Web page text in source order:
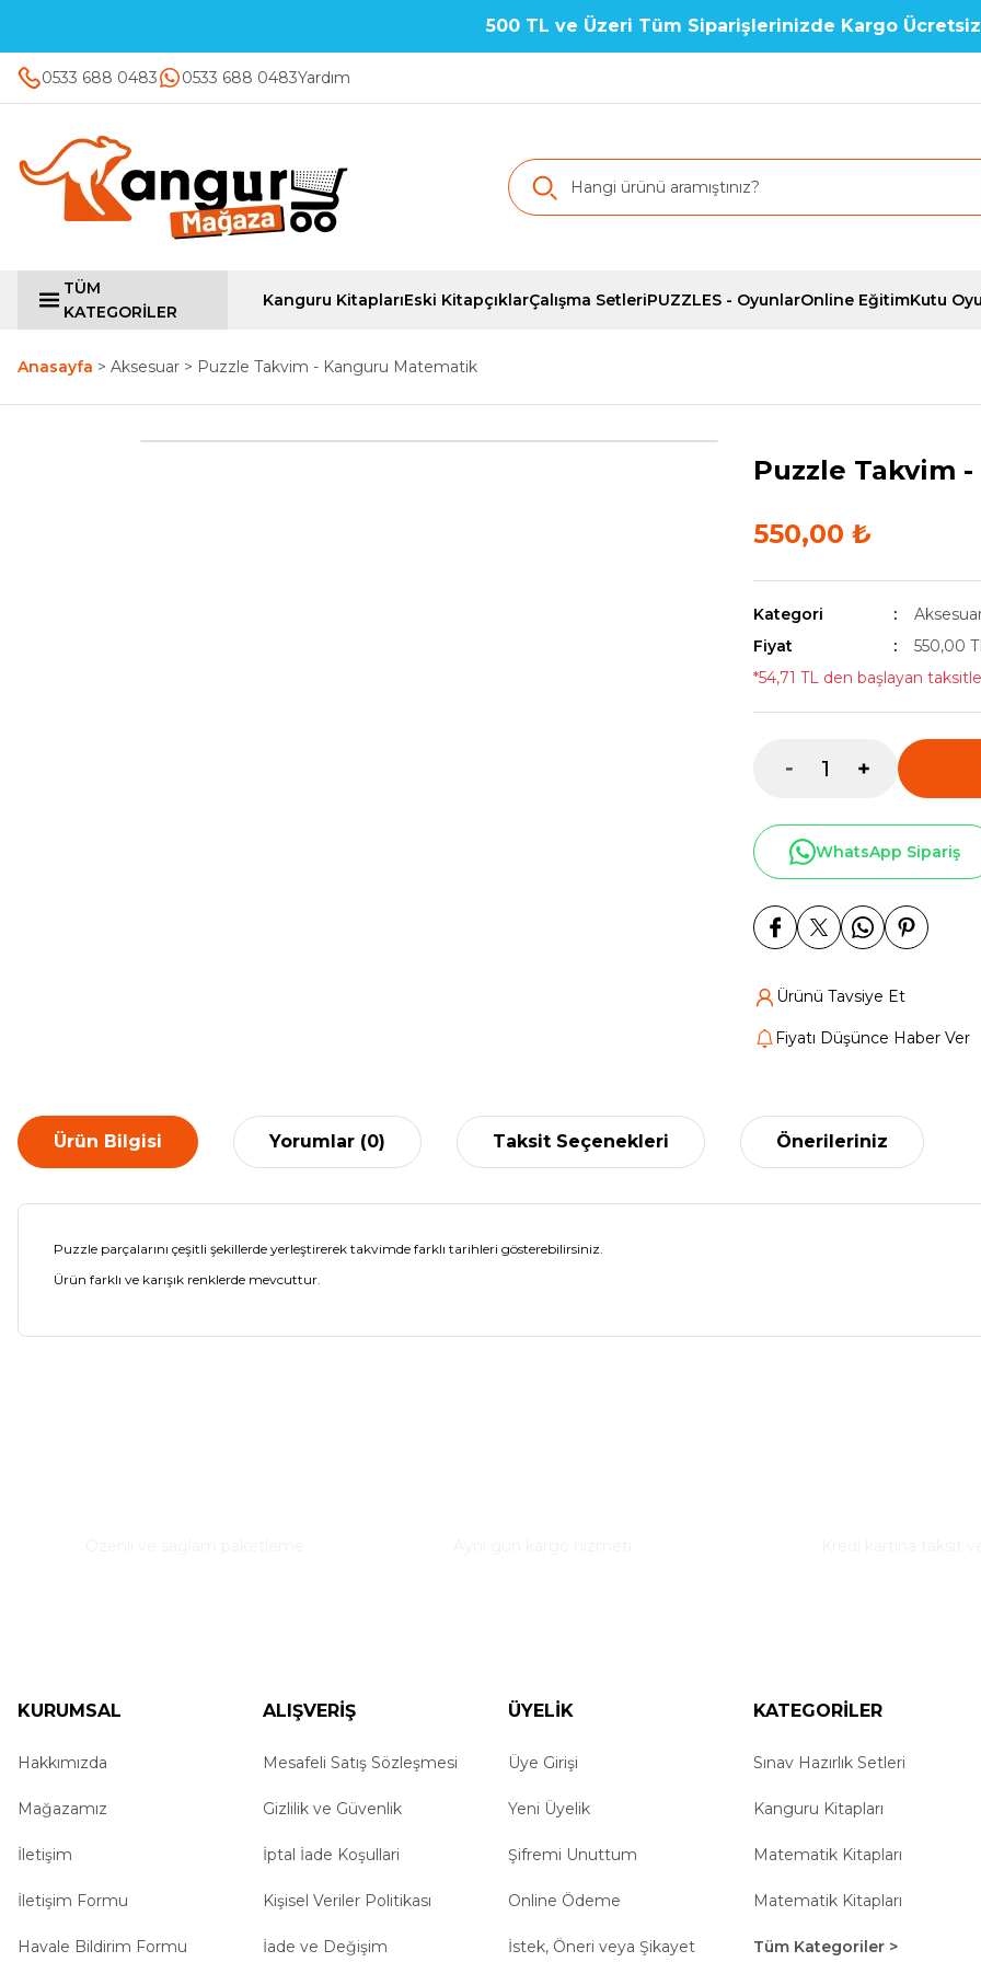
500 TL ve Üzeri Tüm Siparişlerinizde Kargo
0533 688 0483 0533 688 0483Yardım
TÜM
KATEGORİLER
Kanguru KitaplarıEski KitapçıklarÇalışma SetleriPUZZLES - OyunlarOnline EğitimKutu
Anasayfa Aksesuar Puzzle Takvim - Kanguru Matematik
Puzzle Takvim
550,00 ₺
Kategori
Fiyat
550,00
*54,71 TL den başlayan
WhatsApp Sipariş
Ürünü Tavsiye Et
Fiyatı Düşünce Haber Ver
Ürün Bilgisi Yorumlar (0) Taksit Seçenekleri Önerileriniz
Puzzle parçalarını çeşitli şekillerde yerleştirerek takvimde farklı tarihleri gösterebilirsiniz.
Ürün farklı ve karışık renklerde mevcuttur.
Gönder
KURUMSAL
Hakkımızda
Mağazamız
İletişim
İletişim Formu
Havale Bildirim Formu
ALIŞVERİŞ
Mesafeli Satış Sözleşmesi
Gizlilik ve Güvenlik
İptal İade Koşullari
Kişisel Veriler Politikası
İade ve Değişim
ÜYELİK
Üye Girişi
Yeni Üyelik
Şifremi Unuttum
Online Ödeme
İstek, Öneri veya Şikayet
KATEGORİLER
Sınav Hazırlık Setleri
Kanguru Kitapları
Matematik Kitapları
Matematik Kitapları
Tüm Kategoriler >